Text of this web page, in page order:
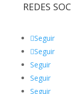
REDES
Seguir
Seguir
Seguir
Seguir
Seguir